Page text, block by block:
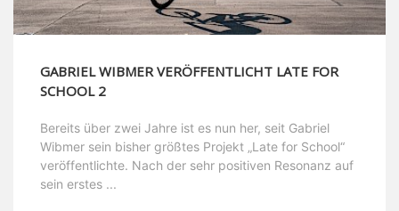
GABRIEL WIBMER VERÖFFENTLICHT LATE FOR
SCHOOL 2
Bereits über zwei Jahre ist es nun her, seit Gabriel
Wibmer sein bisher größtes Projekt „Late for School“
veröffentlichte. Nach der sehr positiven Resonanz auf
sein erstes ...